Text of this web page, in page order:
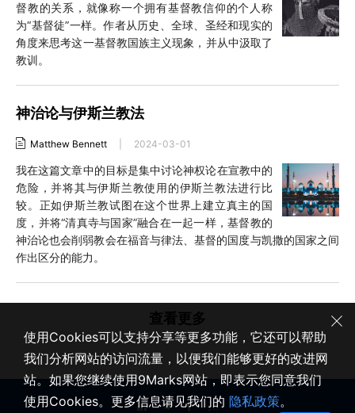
督教的关系，就像称一个拥有基督教信仰的个人称
为“基督徒”一样。作者从历史、全球、圣经和现实的
角度来思考这一基督教国族主义现象，并从中汲取了
教训。
神治论与伊斯兰教法
Matthew Bennett 2024-03-01
我在这篇文章中的目标是集中讨论神权论在宣教中的
危险，并将其与伊斯兰教使用的伊斯兰教法进行比
较。正如伊斯兰教试图在这个世界上建立真主的国
度，并将“清真寺与国家”融合在一起一样，基督教的
神治论也会削弱教会在福音与律法、基督的国度与凯撒的国家之间
作出区分的能力。
查看更多
使用Cookies可以支持分享等更多功能，它还可以帮助
我们分析网站的访问流量，以便我们能够更好的改进网
站。如果您继续使用9Marks网站，即表示您同意我们
使用Cookies。更多信息请见我们的 隐私政策。